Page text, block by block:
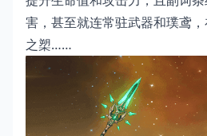
害，甚至就连常驻武器和璞鸢
之槊……